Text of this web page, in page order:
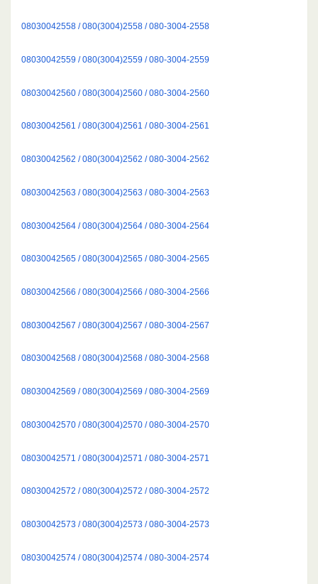
08030042558 / 080(3004)2558 / 080-3004-2558
08030042559 / 080(3004)2559 / 080-3004-2559
08030042560 / 080(3004)2560 / 080-3004-2560
08030042561 / 080(3004)2561 / 080-3004-2561
08030042562 / 080(3004)2562 / 080-3004-2562
08030042563 / 080(3004)2563 / 080-3004-2563
08030042564 / 080(3004)2564 / 080-3004-2564
08030042565 / 080(3004)2565 / 080-3004-2565
08030042566 / 080(3004)2566 / 080-3004-2566
08030042567 / 080(3004)2567 / 080-3004-2567
08030042568 / 080(3004)2568 / 080-3004-2568
08030042569 / 080(3004)2569 / 080-3004-2569
08030042570 / 080(3004)2570 / 080-3004-2570
08030042571 / 080(3004)2571 / 080-3004-2571
08030042572 / 080(3004)2572 / 080-3004-2572
08030042573 / 080(3004)2573 / 080-3004-2573
08030042574 / 080(3004)2574 / 080-3004-2574